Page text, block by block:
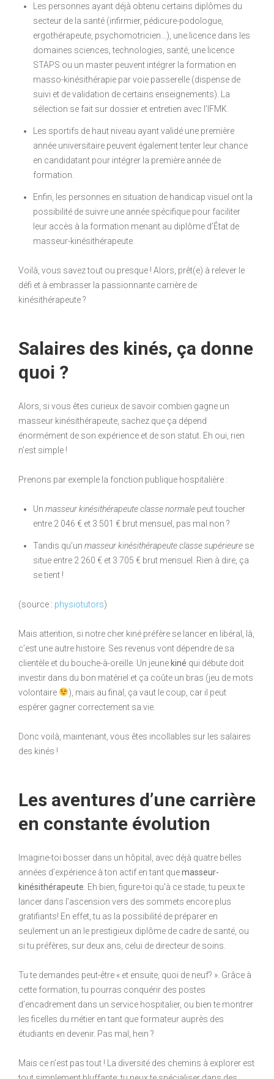
Les personnes ayant déjà obtenu certains diplômes du
secteur de la santé (infirmier, pédicure-podologue,
ergothérapeute, psychomotricien…), une licence dans les
domaines sciences, technologies, santé, une licence
STAPS ou un master peuvent intégrer la formation en
masso-kinésithérapie par voie passerelle (dispense de
suivi et de validation de certains enseignements). La
sélection se fait sur dossier et entretien avec l’IFMK.
Les sportifs de haut niveau ayant validé une première
année universitaire peuvent également tenter leur chance
en candidatant pour intégrer la première année de
formation.
Enfin, les personnes en situation de handicap visuel ont la
possibilité de suivre une année spécifique pour faciliter
leur accès à la formation menant au diplôme d’État de
masseur-kinésithérapeute.
Voilà, vous savez tout ou presque ! Alors, prêt(e) à relever le
défi et à embrasser la passionnante carrière de
kinésithérapeute ?
Salaires des kinés, ça donne
quoi ?
Alors, si vous êtes curieux de savoir combien gagne un
masseur kinésithérapeute, sachez que ça dépend
énormément de son expérience et de son statut. Eh oui, rien
n’est simple !
Prenons par exemple la fonction publique hospitalière :
Un masseur kinésithérapeute classe normale peut toucher
entre 2 046 € et 3 501 € brut mensuel, pas mal non ?
Tandis qu’un masseur kinésithérapeute classe supérieure se
situe entre 2 260 € et 3 705 € brut mensuel. Rien à dire, ça
se tient !
(source : physiotutors)
Mais attention, si notre cher kiné préfère se lancer en libéral, là,
c’est une autre histoire. Ses revenus vont dépendre de sa
clientèle et du bouche-à-oreille. Un jeunekiné qui débute doit
investir dans du bon matériel et ça coûte un bras (jeu de mots
volontaire
), mais au final, ça vaut le coup, car il peut
espérer gagner correctement sa vie.
Donc voilà, maintenant, vous êtes incollables sur les salaires
des kinés !
Les aventures d’une carrière
en constante évolution
Imagine-toi bosser dans un hôpital, avec déjà quatre belles
années d’expérience à ton actif en tant quemasseur-
kinésithérapeute . Eh bien, figure-toi qu’à ce stade, tu peux te
lancer dans l’ascension vers des sommets encore plus
gratifiants! En effet, tu as la possibilité de préparer en
seulement un an le prestigieux diplôme de cadre de santé, ou
si tu préfères, sur deux ans, celui de directeur de soins.
Tu te demandes peut-être « et ensuite, quoi de neuf? ». Grâce à
cette formation, tu pourras conquérir des postes
d’encadrement dans un service hospitalier, ou bien te montrer
les ficelles du métier en tant que formateur auprès des
étudiants en devenir. Pas mal, hein ?
Mais ce n’est pas tout ! La diversité des chemins à explorer est